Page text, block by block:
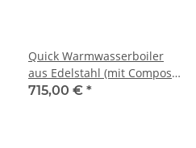
Quick Warmwasserboiler
aus Edelstahl (mit Composit-
Ummantelung) 30l 500W
715,00 € *